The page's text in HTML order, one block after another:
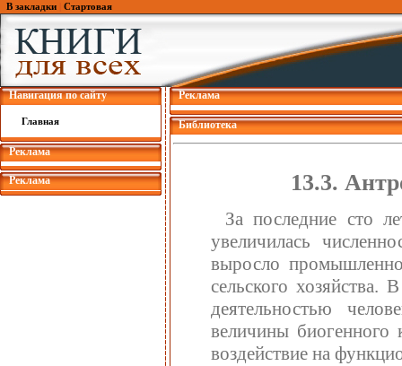
В закладки Стартовая
Навигация по сайту
Главная
Реклама
Реклама
Реклама
Библиотека
13.3.
За последние сто
увеличилась
выросло
сельского хозяйства.
деятельностью
величины биогенного
воздействие на